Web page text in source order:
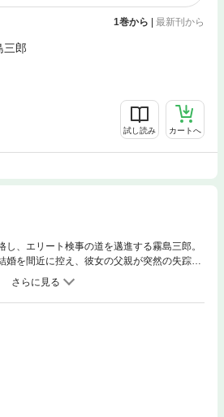
1巻から | 最新刊から
三郎
試し読み カートへ
、エリート検事の道を邁進する霧島三郎。
婚を間近に控え、彼女の父親が突然の失踪。
人の嫌疑までかけられる……。瞬く間に危機
、愛を貫くため、辞職覚悟で独自捜査に乗り
る若き検事の姿を、スリリングに描き出す